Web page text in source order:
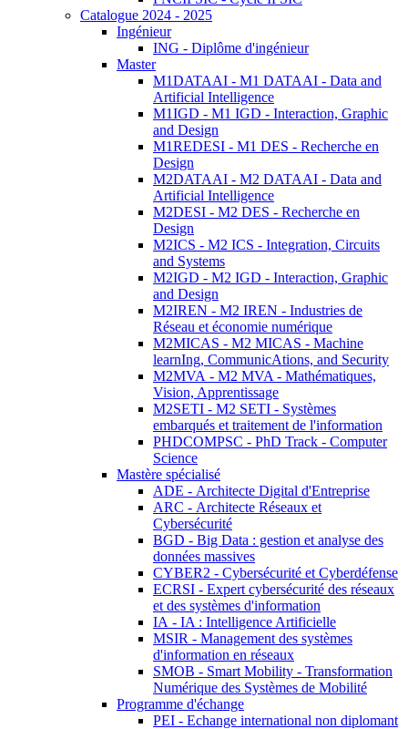
Catalogue 2024 - 2025
Ingénieur
ING - Diplôme d'ingénieur
Master
M1DATAAI - M1 DATAAI - Data and
Artificial Intelligence
M1IGD - M1 IGD - Interaction, Graphic
and Design
M1REDESI - M1 DES - Recherche en
Design
M2DATAAI - M2 DATAAI - Data and
Artificial Intelligence
M2DESI - M2 DES - Recherche en
Design
M2ICS - M2 ICS - Integration, Circuits
and Systems
M2IGD - M2 IGD - Interaction, Graphic
and Design
M2IREN - M2 IREN - Industries de
Réseau et économie numérique
M2MICAS - M2 MICAS - Machine
learnIng, CommunicAtions, and Security
M2MVA - M2 MVA - Mathématiques,
Vision, Apprentissage
M2SETI - M2 SETI - Systèmes
embarqués et traitement de l'information
PHDCOMPSC - PhD Track - Computer
Science
Mastère spécialisé
ADE - Architecte Digital d'Entreprise
ARC - Architecte Réseaux et
Cybersécurité
BGD - Big Data : gestion et analyse des
données massives
CYBER2 - Cybersécurité et Cyberdéfense
ECRSI - Expert cybersécurité des réseaux
et des systèmes d'information
IA - IA : Intelligence Artificielle
MSIR - Management des systèmes
d'information en réseaux
SMOB - Smart Mobility - Transformation
Numérique des Systèmes de Mobilité
Programme d'échange
PEI - Echange international non diplomant